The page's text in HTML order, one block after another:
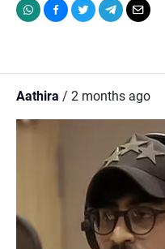
Aathira / 2 months ago